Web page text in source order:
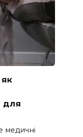
для
медичні